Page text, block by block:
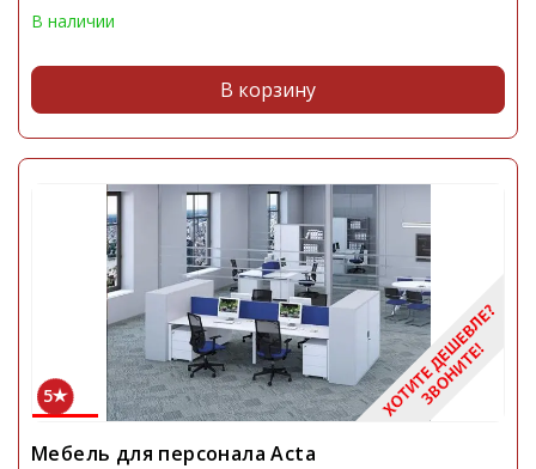
В наличии
В корзину
5
Мебель для персонала Acta